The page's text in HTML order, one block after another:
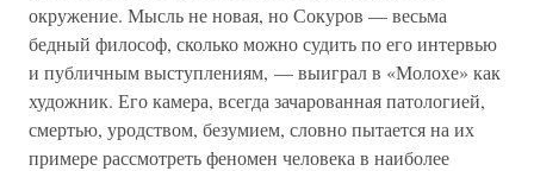
окружение. Мысль не новая, но Сокуров — весьма
бедный философ, сколько можно судить по его интервью
и публичным выступлениям, — выиграл в «Молохе» как
художник. Его камера, всегда зачарованная патологией,
смертью, уродством, безумием, словно пытается на их
примере рассмотреть феномен человека в наиболее